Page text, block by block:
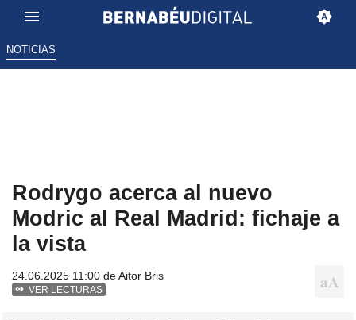
NOTICIAS
Rodrygo acerca al nuevo
Modric al Real Madrid: fichaje a
la vista
24.06.2025 11:00 deAitor Bris
VER LECTURAS